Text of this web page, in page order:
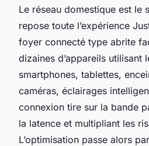
Le réseau domestique est le
repose toute l’expérience
foyer connecté type abrite
dizaines d’appareils utilisant
smartphones, tablettes,
caméras, éclairages
connexion tire sur la bande
la latence et multipliant les
L’optimisation passe alors